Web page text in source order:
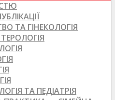
ТА ГІНЕКОЛОГІЯ
ТА ПЕДІАТРІЯ